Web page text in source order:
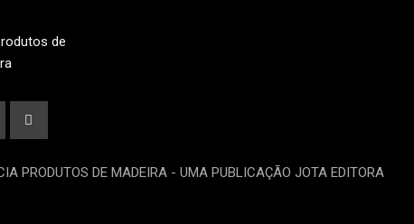
PRODUTOS DE MADEIRA - UMA PUBLICAÇÃO JOTA EDITORA